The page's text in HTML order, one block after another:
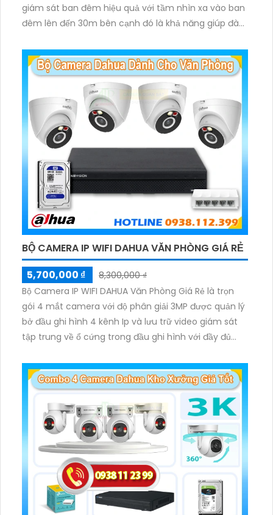
giám sát ban đêm hiệu quả với tầm nhìn xa vào ban
đêm lên đến 30m bên cạnh đó là khả năng giúp đàm
động khi phát hiện xâm nhập
BỘ CAMERA IP WIFI DAHUA VĂN PHÒNG GIÁ RẺ
5,700,000 ₫
8,300,000 ₫
Bộ Camera IP WIFI DAHUA Văn Phòng Giá Rẻ là trọn
gói 4 mắt camera với độ phân giải 3MP được quản lý
bở đầu ghi hình 4 kênh Ip và lưu trữ video giám sát
tập trung về ổ cứng trong đầu ghi hình với đầy đủ
thoại âm thanh 2 chiều và giám sát có màu vào ban
đêm